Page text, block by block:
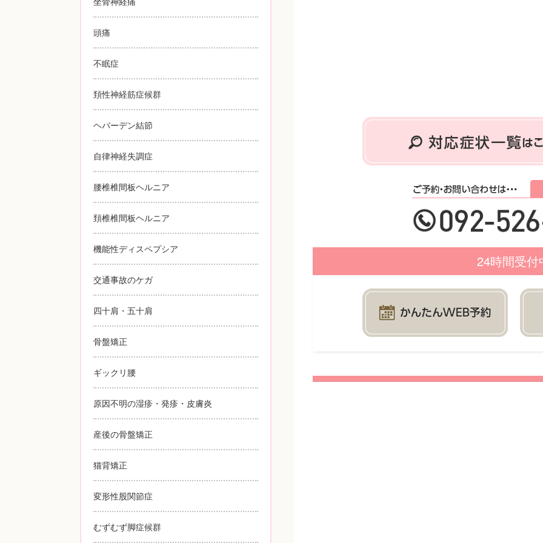
24時間受付
頭痛
不眠症
頚性神経筋症候群
ヘバーデン結節
自律神経失調症
腰椎椎間板ヘルニア
頚椎椎間板ヘルニア
機能性ディスペプシア
交通事故のケガ
四十肩・五十肩
骨盤矯正
ギックリ腰
原因不明の湿疹・発疹・皮膚炎
産後の骨盤矯正
猫背矯正
変形性股関節症
むずむず脚症候群